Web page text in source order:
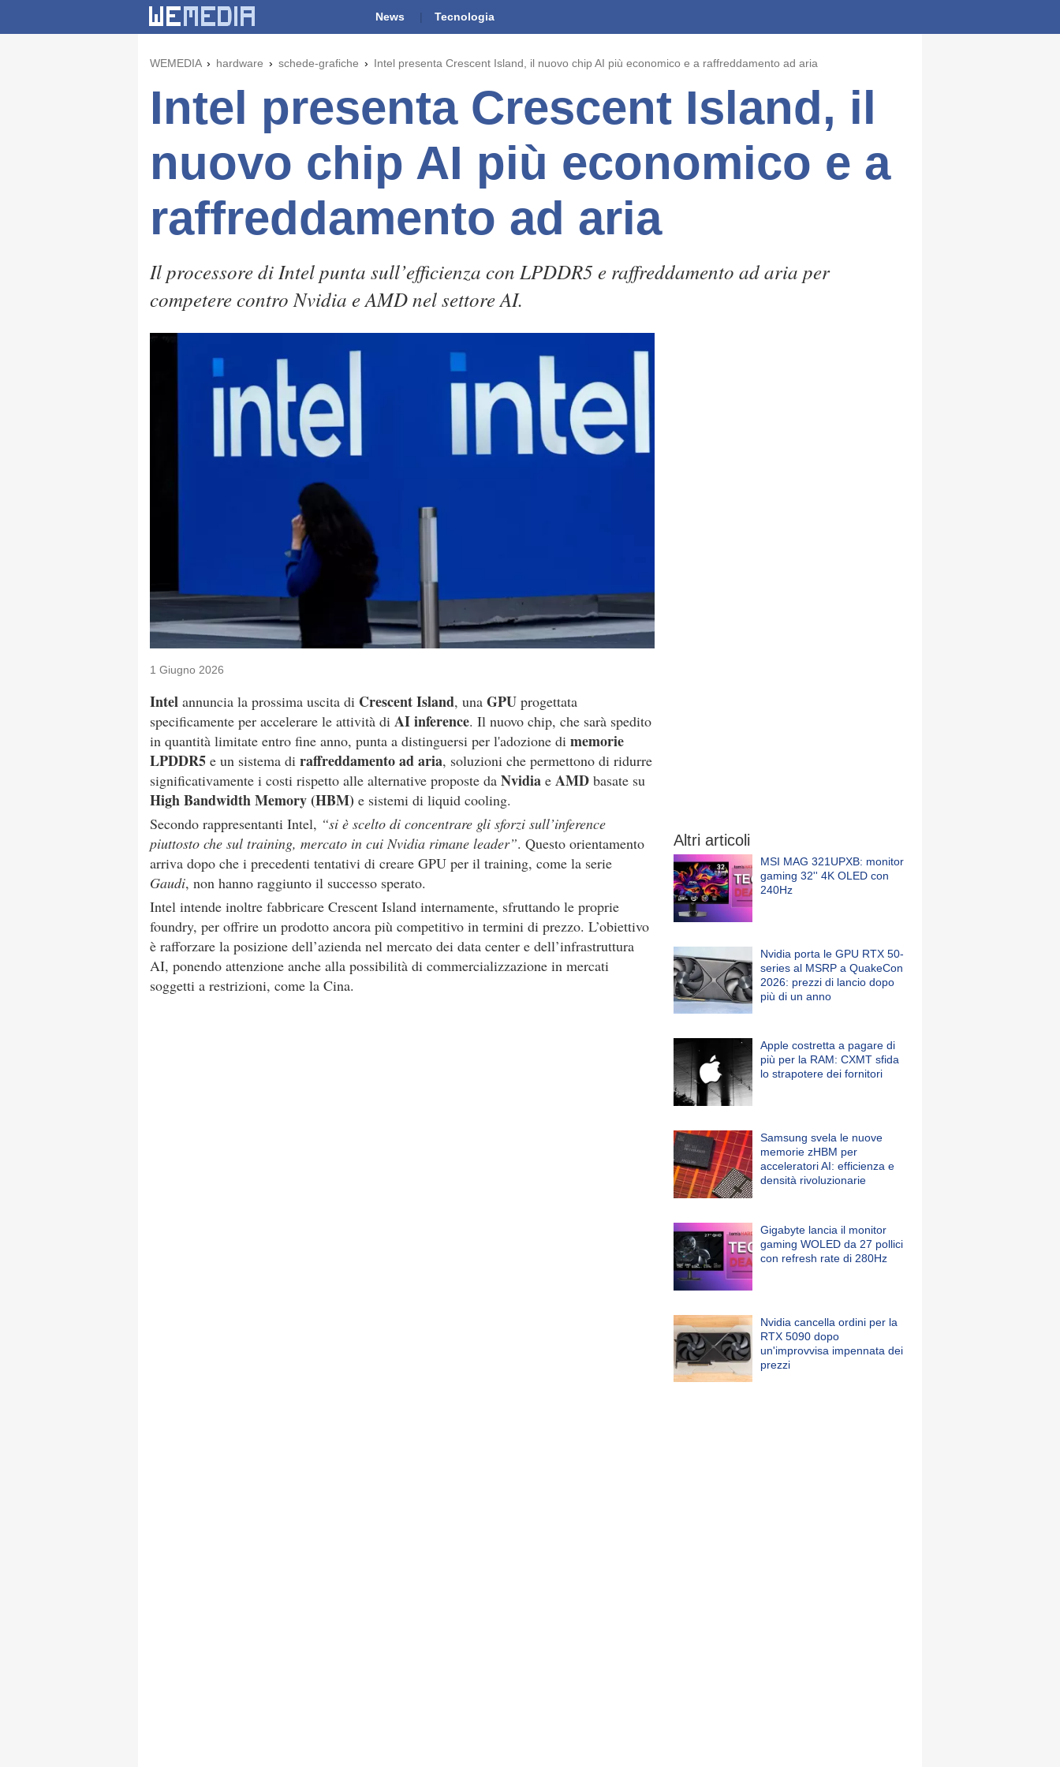
News Tecnologia
WEMEDIA hardware schede-grafiche Intel presenta Crescent Island, il nuovo chip AI più economico e a raffreddamento ad aria
Intel presenta Crescent Island, il
nuovo chip AI più economico e a
raffreddamento ad aria
Il processore di Intel punta sull’efficienza con LPDDR5 e raffreddamento ad aria per
competere contro Nvidia e AMD nel settore AI.
1 Giugno 2026
Intel annuncia la prossima uscita di Crescent Island, una GPU progettata
specificamente per accelerare le attività di AI inference. Il nuovo chip, che sarà spedito
in quantità limitate entro fine anno, punta a distinguersi per l'adozione di memorie
LPDDR5 e un sistema di raffreddamento ad aria, soluzioni che permettono di ridurre
significativamente i costi rispetto alle alternative proposte da Nvidia e AMD basate su
High Bandwidth Memory (HBM) e sistemi di liquid cooling.
Secondo rappresentanti Intel, “si è scelto di concentrare gli sforzi sull’inference
piuttosto che sul training, mercato in cui Nvidia rimane leader”. Questo orientamento
arriva dopo che i precedenti tentativi di creare GPU per il training, come la serie
Gaudi, non hanno raggiunto il successo sperato.
Intel intende inoltre fabbricare Crescent Island internamente, sfruttando le proprie
foundry, per offrire un prodotto ancora più competitivo in termini di prezzo. L’obiettivo
è rafforzare la posizione dell’azienda nel mercato dei data center e dell’infrastruttura
AI, ponendo attenzione anche alla possibilità di commercializzazione in mercati
soggetti a restrizioni, come la Cina.
Altri articoli
MSI MAG 321UPXB: monitor
gaming 32'' 4K OLED con
240Hz
Nvidia porta le GPU RTX 50-
series al MSRP a QuakeCon
2026: prezzi di lancio dopo
più di un anno
Apple costretta a pagare di
più per la RAM: CXMT sfida
lo strapotere dei fornitori
Samsung svela le nuove
memorie zHBM per
acceleratori AI: efficienza e
densità rivoluzionarie
Gigabyte lancia il monitor
gaming WOLED da 27 pollici
con refresh rate di 280Hz
Nvidia cancella ordini per la
RTX 5090 dopo
un'improvvisa impennata dei
prezzi